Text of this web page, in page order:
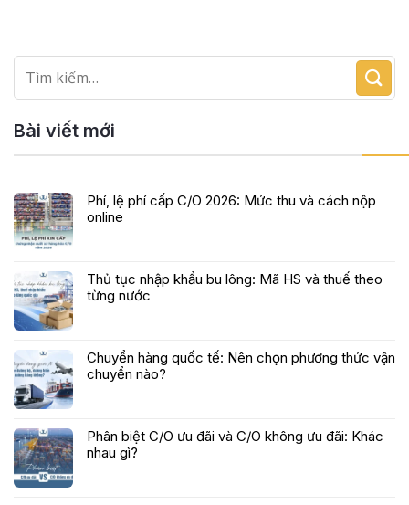
Bài viết mới
Phí, lệ phí cấp C/O 2026: Mức thu và cách nộp
online
Thủ tục nhập khẩu bu lông: Mã HS và thuế theo
từng nước
Chuyển hàng quốc tế: Nên chọn phương thức vận
chuyển nào?
Phân biệt C/O ưu đãi và C/O không ưu đãi: Khác
nhau gì?